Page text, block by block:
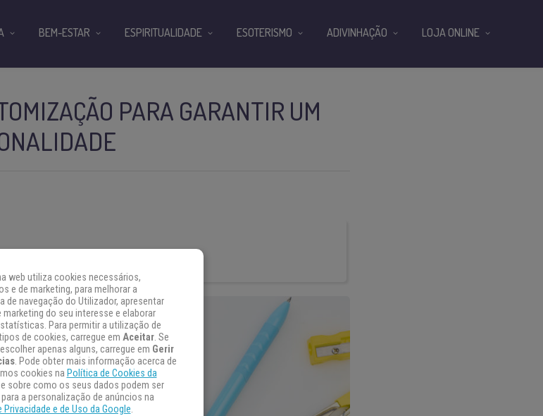
PARA GARANTIR UM
BEM-ESTAR ESPIRITUALIDADE ESOTERISMO ADIVINHAÇÃO LOJA ONLINE
web utiliza cookies necessários,
e de marketing, para melhorar a
de navegação do Utilizador, apresentar
marketing do seu interesse e elaborar
Para permitir a utilização de
de cookies, carregue em Aceitar. Se
apenas alguns, carregue em Gerir
. Pode obter mais informação acerca de
cookies na Política de Cookies da
sobre como os seus dados podem ser
a personalização de anúncios na
Privacidade e de Uso da Google.